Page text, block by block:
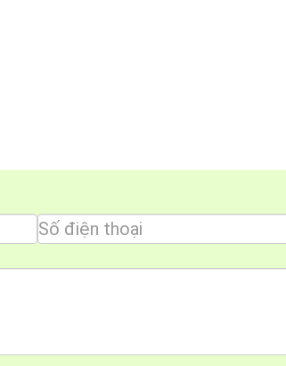
điều khiển cảm ứng IQ nhậy bén giúp
có rất nhiều tình năng hiện đại như:
ra bếp từ Munchen GM6640IN còn có khả